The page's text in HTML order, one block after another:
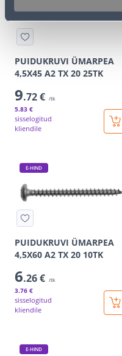
PUIDUKRUVI ÜMARPEA
4,5X45 A2 TX 20 25TK
9.72 € /tk
5.83 €
sisselogitud
kliendile
E-HIND
PUIDUKRUVI ÜMARPEA
4,5X60 A2 TX 20 10TK
6.26 € /tk
3.76 €
sisselogitud
kliendile
E-HIND